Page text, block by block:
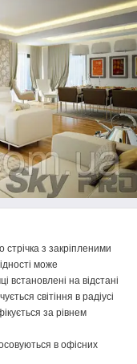
стрічка з закріпленими
може
встановлені на відстані
світіння в радіусі
за рівнем
в офісних